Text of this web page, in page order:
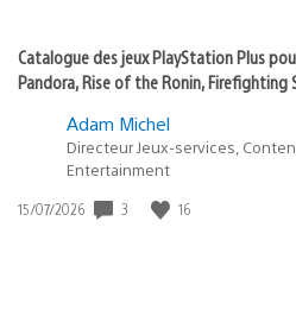
Catalogue des jeux PlayStation Plus
Pandora, Rise of the Ronin,
Adam Michel
Directeur Jeux-services,
Entertainment
Date
15/07/2026 3 16